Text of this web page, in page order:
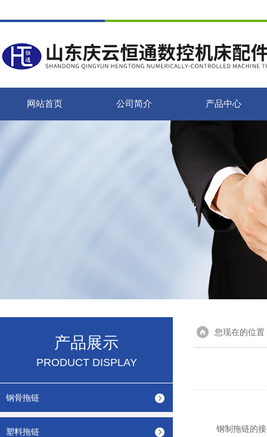
网站首页 公司简介 产品中心
产品展示
PRODUCT DISPLAY
钢骨拖链
塑料拖链
您现在的位置
钢制拖链的